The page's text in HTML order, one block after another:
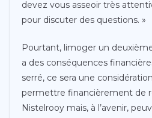
devez vous asseoir très
pour discuter des questions. »
Pourtant, limoger un
a des conséquences
serré, ce sera une
permettre financièrement de
Nistelrooy mais, à l’avenir,